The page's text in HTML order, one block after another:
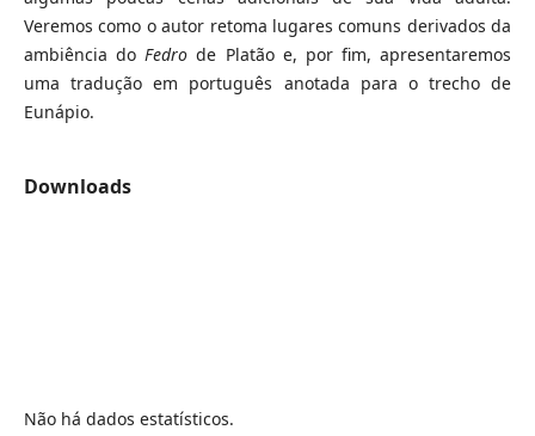
Veremos como o autor retoma lugares comuns derivados da
ambiência doFedro de Platão e, por fim, apresentaremos
uma tradução em português anotada para o trecho de
Eunápio.
Downloads
Não há dados estatísticos.